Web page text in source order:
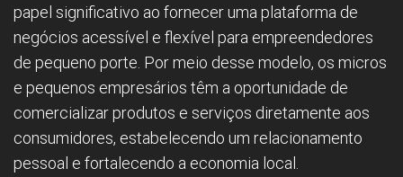
papel significativo ao fornecer uma plataforma de
negócios acessível e flexível para empreendedores
de pequeno porte. Por meio desse modelo, os micros
e pequenos empresários têm a oportunidade de
comercializar produtos e serviços diretamente aos
consumidores, estabelecendo um relacionamento
pessoal e fortalecendo a economia local.